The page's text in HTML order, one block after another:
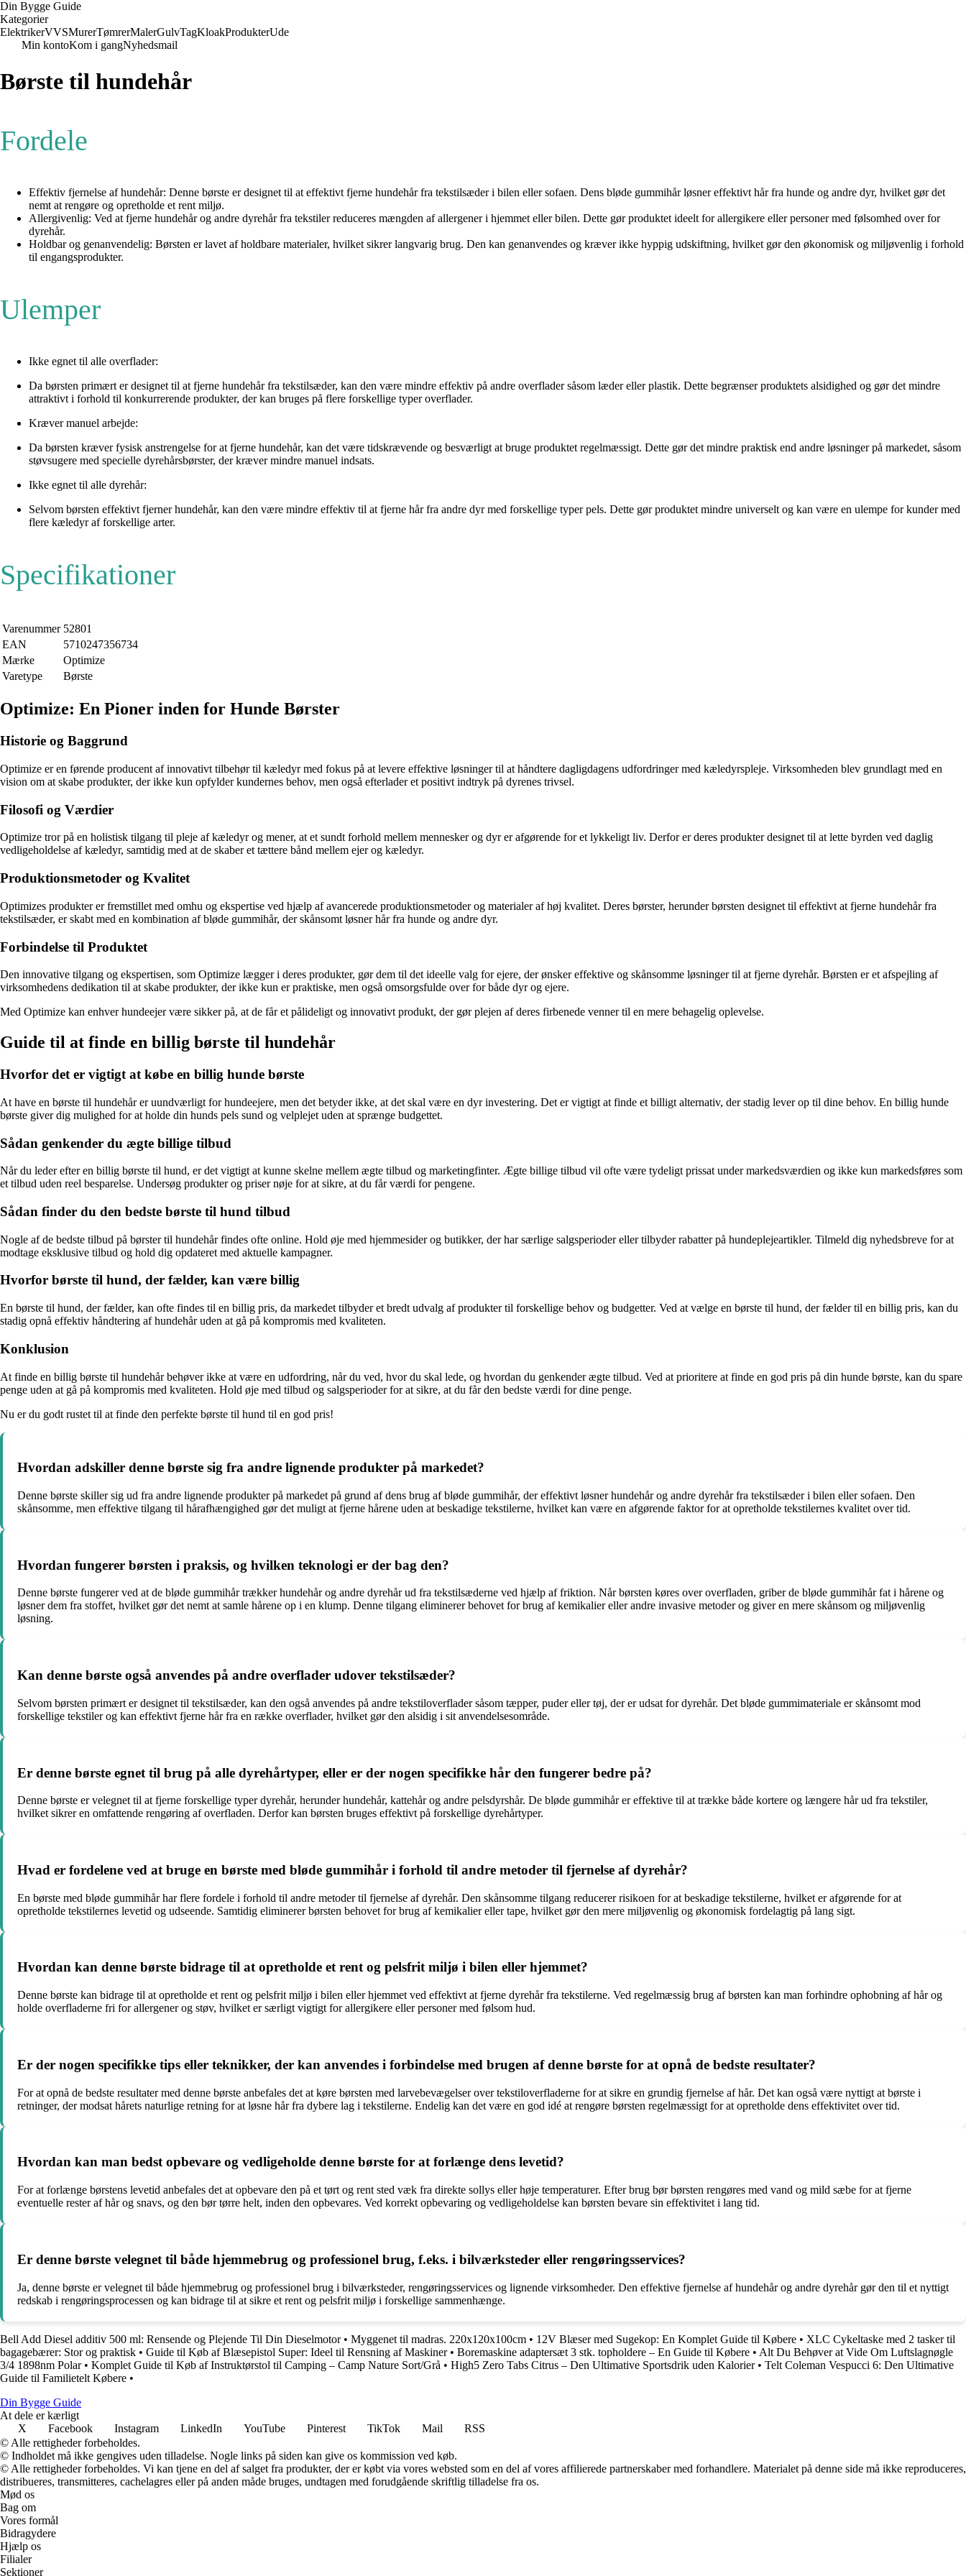
Din Bygge Guide
Kategorier
ElektrikerVVSMurerTømrerMalerGulvTagKloakProdukterUde
Min kontoKom i gangNyhedsmail
Børste til hundehår
Fordele
Effektiv fjernelse af hundehår: Denne børste er designet til at effektivt fjerne hundehår fra tekstilsæder i bilen eller sofaen. Dens bløde gummihår løsner effektivt hår fra hunde og andre dyr, hvilket gør det
nemt at rengøre og opretholde et rent miljø.
Allergivenlig: Ved at fjerne hundehår og andre dyrehår fra tekstiler reduceres mængden af allergener i hjemmet eller bilen. Dette gør produktet ideelt for allergikere eller personer med følsomhed over for
dyrehår.
Holdbar og genanvendelig: Børsten er lavet af holdbare materialer, hvilket sikrer langvarig brug. Den kan genanvendes og kræver ikke hyppig udskiftning, hvilket gør den økonomisk og miljøvenlig i forhold
til engangsprodukter.
Ulemper
Ikke egnet til alle overflader:
Da børsten primært er designet til at fjerne hundehår fra tekstilsæder, kan den være mindre effektiv på andre overflader såsom læder eller plastik. Dette begrænser produktets alsidighed og gør det mindre
attraktivt i forhold til konkurrerende produkter, der kan bruges på flere forskellige typer overflader.
Kræver manuel arbejde:
Da børsten kræver fysisk anstrengelse for at fjerne hundehår, kan det være tidskrævende og besværligt at bruge produktet regelmæssigt. Dette gør det mindre praktisk end andre løsninger på markedet, såsom
støvsugere med specielle dyrehårsbørster, der kræver mindre manuel indsats.
Ikke egnet til alle dyrehår:
Selvom børsten effektivt fjerner hundehår, kan den være mindre effektiv til at fjerne hår fra andre dyr med forskellige typer pels. Dette gør produktet mindre universelt og kan være en ulempe for kunder med
flere kæledyr af forskellige arter.
Specifikationer
Varenummer 52801
EAN
5710247356734
Mærke
Optimize
Varetype
Børste
Optimize: En Pioner inden for Hunde Børster
Historie og Baggrund
Optimize er en førende producent af innovativt tilbehør til kæledyr med fokus på at levere effektive løsninger til at håndtere dagligdagens udfordringer med kæledyrspleje. Virksomheden blev grundlagt med en
vision om at skabe produkter, der ikke kun opfylder kundernes behov, men også efterlader et positivt indtryk på dyrenes trivsel.
Filosofi og Værdier
Optimize tror på en holistisk tilgang til pleje af kæledyr og mener, at et sundt forhold mellem mennesker og dyr er afgørende for et lykkeligt liv. Derfor er deres produkter designet til at lette byrden ved daglig
vedligeholdelse af kæledyr, samtidig med at de skaber et tættere bånd mellem ejer og kæledyr.
Produktionsmetoder og Kvalitet
Optimizes produkter er fremstillet med omhu og ekspertise ved hjælp af avancerede produktionsmetoder og materialer af høj kvalitet. Deres børster, herunder børsten designet til effektivt at fjerne hundehår fra
tekstilsæder, er skabt med en kombination af bløde gummihår, der skånsomt løsner hår fra hunde og andre dyr.
Forbindelse til Produktet
Den innovative tilgang og ekspertisen, som Optimize lægger i deres produkter, gør dem til det ideelle valg for ejere, der ønsker effektive og skånsomme løsninger til at fjerne dyrehår. Børsten er et afspejling af
virksomhedens dedikation til at skabe produkter, der ikke kun er praktiske, men også omsorgsfulde over for både dyr og ejere.
Med Optimize kan enhver hundeejer være sikker på, at de får et pålideligt og innovativt produkt, der gør plejen af deres firbenede venner til en mere behagelig oplevelse.
Guide til at finde en billig børste til hundehår
Hvorfor det er vigtigt at købe en billig hunde børste
At have en børste til hundehår er uundværligt for hundeejere, men det betyder ikke, at det skal være en dyr investering. Det er vigtigt at finde et billigt alternativ, der stadig lever op til dine behov. En billig hunde
børste giver dig mulighed for at holde din hunds pels sund og velplejet uden at sprænge budgettet.
Sådan genkender du ægte billige tilbud
Når du leder efter en billig børste til hund, er det vigtigt at kunne skelne mellem ægte tilbud og marketingfinter. Ægte billige tilbud vil ofte være tydeligt prissat under markedsværdien og ikke kun markedsføres som
et tilbud uden reel besparelse. Undersøg produkter og priser nøje for at sikre, at du får værdi for pengene.
Sådan finder du den bedste børste til hund tilbud
Nogle af de bedste tilbud på børster til hundehår findes ofte online. Hold øje med hjemmesider og butikker, der har særlige salgsperioder eller tilbyder rabatter på hundeplejeartikler. Tilmeld dig nyhedsbreve for at
modtage eksklusive tilbud og hold dig opdateret med aktuelle kampagner.
Hvorfor børste til hund, der fælder, kan være billig
En børste til hund, der fælder, kan ofte findes til en billig pris, da markedet tilbyder et bredt udvalg af produkter til forskellige behov og budgetter. Ved at vælge en børste til hund, der fælder til en billig pris, kan du
stadig opnå effektiv håndtering af hundehår uden at gå på kompromis med kvaliteten.
Konklusion
At finde en billig børste til hundehår behøver ikke at være en udfordring, når du ved, hvor du skal lede, og hvordan du genkender ægte tilbud. Ved at prioritere at finde en god pris på din hunde børste, kan du spare
penge uden at gå på kompromis med kvaliteten. Hold øje med tilbud og salgsperioder for at sikre, at du får den bedste værdi for dine penge.
Nu er du godt rustet til at finde den perfekte børste til hund til en god pris!
Hvordan adskiller denne børste sig fra andre lignende produkter på markedet?
Denne børste skiller sig ud fra andre lignende produkter på markedet på grund af dens brug af bløde gummihår, der effektivt løsner hundehår og andre dyrehår fra tekstilsæder i bilen eller sofaen. Den
skånsomme, men effektive tilgang til hårafhængighed gør det muligt at fjerne hårene uden at beskadige tekstilerne, hvilket kan være en afgørende faktor for at opretholde tekstilernes kvalitet over tid.
Hvordan fungerer børsten i praksis, og hvilken teknologi er der bag den?
Denne børste fungerer ved at de bløde gummihår trækker hundehår og andre dyrehår ud fra tekstilsæderne ved hjælp af friktion. Når børsten køres over overfladen, griber de bløde gummihår fat i hårene og
løsner dem fra stoffet, hvilket gør det nemt at samle hårene op i en klump. Denne tilgang eliminerer behovet for brug af kemikalier eller andre invasive metoder og giver en mere skånsom og miljøvenlig
løsning.
Kan denne børste også anvendes på andre overflader udover tekstilsæder?
Selvom børsten primært er designet til tekstilsæder, kan den også anvendes på andre tekstiloverflader såsom tæpper, puder eller tøj, der er udsat for dyrehår. Det bløde gummimateriale er skånsomt mod
forskellige tekstiler og kan effektivt fjerne hår fra en række overflader, hvilket gør den alsidig i sit anvendelsesområde.
Er denne børste egnet til brug på alle dyrehårtyper, eller er der nogen specifikke hår den fungerer bedre på?
Denne børste er velegnet til at fjerne forskellige typer dyrehår, herunder hundehår, kattehår og andre pelsdyrshår. De bløde gummihår er effektive til at trække både kortere og længere hår ud fra tekstiler,
hvilket sikrer en omfattende rengøring af overfladen. Derfor kan børsten bruges effektivt på forskellige dyrehårtyper.
Hvad er fordelene ved at bruge en børste med bløde gummihår i forhold til andre metoder til fjernelse af dyrehår?
En børste med bløde gummihår har flere fordele i forhold til andre metoder til fjernelse af dyrehår. Den skånsomme tilgang reducerer risikoen for at beskadige tekstilerne, hvilket er afgørende for at
opretholde tekstilernes levetid og udseende. Samtidig eliminerer børsten behovet for brug af kemikalier eller tape, hvilket gør den mere miljøvenlig og økonomisk fordelagtig på lang sigt.
Hvordan kan denne børste bidrage til at opretholde et rent og pelsfrit miljø i bilen eller hjemmet?
Denne børste kan bidrage til at opretholde et rent og pelsfrit miljø i bilen eller hjemmet ved effektivt at fjerne dyrehår fra tekstilerne. Ved regelmæssig brug af børsten kan man forhindre ophobning af hår og
holde overfladerne fri for allergener og støv, hvilket er særligt vigtigt for allergikere eller personer med følsom hud.
Er der nogen specifikke tips eller teknikker, der kan anvendes i forbindelse med brugen af denne børste for at opnå de bedste resultater?
For at opnå de bedste resultater med denne børste anbefales det at køre børsten med larvebevægelser over tekstiloverfladerne for at sikre en grundig fjernelse af hår. Det kan også være nyttigt at børste i
retninger, der modsat hårets naturlige retning for at løsne hår fra dybere lag i tekstilerne. Endelig kan det være en god idé at rengøre børsten regelmæssigt for at opretholde dens effektivitet over tid.
Hvordan kan man bedst opbevare og vedligeholde denne børste for at forlænge dens levetid?
For at forlænge børstens levetid anbefales det at opbevare den på et tørt og rent sted væk fra direkte sollys eller høje temperaturer. Efter brug bør børsten rengøres med vand og mild sæbe for at fjerne
eventuelle rester af hår og snavs, og den bør tørre helt, inden den opbevares. Ved korrekt opbevaring og vedligeholdelse kan børsten bevare sin effektivitet i lang tid.
Er denne børste velegnet til både hjemmebrug og professionel brug, f.eks. i bilværksteder eller rengøringsservices?
Ja, denne børste er velegnet til både hjemmebrug og professionel brug i bilværksteder, rengøringsservices og lignende virksomheder. Den effektive fjernelse af hundehår og andre dyrehår gør den til et nyttigt
redskab i rengøringsprocessen og kan bidrage til at sikre et rent og pelsfrit miljø i forskellige sammenhænge.
Bell Add Diesel additiv 500 ml: Rensende og Plejende Til Din Dieselmotor• Myggenet til madras. 220x120x100cm • 12V Blæser med Sugekop: En Komplet Guide til Købere • XLC Cykeltaske med 2 tasker til
bagagebærer: Stor og praktisk • Guide til Køb af Blæsepistol Super: Ideel til Rensning af Maskiner• Boremaskine adaptersæt 3 stk. topholdere – En Guide til Købere • Alt Du Behøver at Vide Om Luftslagnøgle
3/4 1898nm Polar• Komplet Guide til Køb af Instruktørstol til Camping – Camp Nature Sort/Grå • High5 Zero Tabs Citrus – Den Ultimative Sportsdrik uden Kalorier• Telt Coleman Vespucci 6: Den Ultimative
Guide til Familietelt Købere •
Din Bygge Guide
At dele er kærligt
X
Facebook Instagram LinkedIn YouTube Pinterest TikTok Mail
RSS
© Alle rettigheder forbeholdes.
© Indholdet må ikke gengives uden tilladelse. Nogle links på siden kan give os kommission ved køb.
© Alle rettigheder forbeholdes. Vi kan tjene en del af salget fra produkter, der er købt via vores websted som en del af vores affilierede partnerskaber med forhandlere. Materialet på denne side må ikke reproduceres,
distribueres, transmitteres, cachelagres eller på anden måde bruges, undtagen med forudgående skriftlig tilladelse fra os.
Mød os
Bag om
Vores formål
Bidragydere
Hjælp os
Filialer
Sektioner